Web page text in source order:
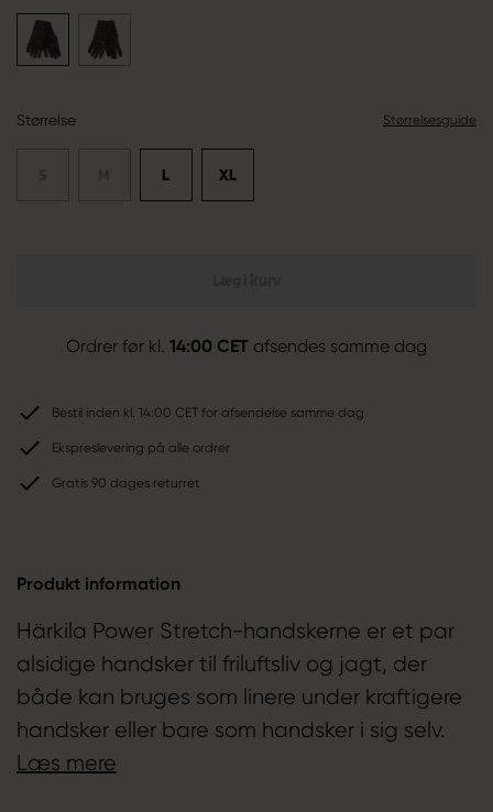
Størrelse Størrelsesguide
L XL
Ordrer før kl. 14:00 CET afsendes samme dag
Bestil inden kl. 14:00 CET for afsendelse samme dag
Ekspreslevering på alle ordrer
Gratis 90 dages returret
Produkt information
Härkila Power Stretch-handskerne er et par
alsidige handsker til friluftsliv og jagt, der
både kan bruges som linere under kraftigere
handsker eller bare som handsker i sig selv.
Læs mere